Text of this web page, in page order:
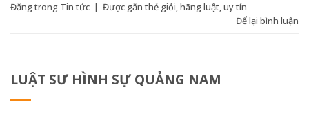
Đăng trong Tin tức | Được gắn thẻ giỏi,hãng luật,uy tín
Để lại bình luận
LUẬT SƯ HÌNH SỰ QUẢNG NAM